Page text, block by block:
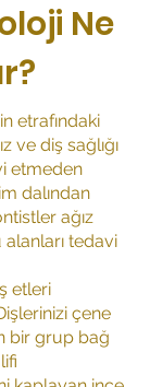
Ne
etrafındaki
ve diş sağlığı
etmeden
dalından
ağız
tedavi
etleri
çene
bir grup bağ